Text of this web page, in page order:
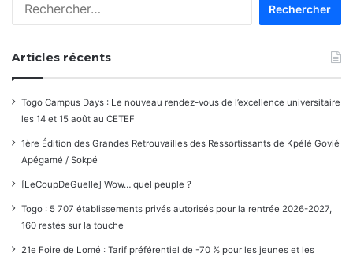
Articles récents
Togo Campus Days : Le nouveau rendez-vous de l’excellence universitaire
les 14 et 15 août au CETEF
1ère Édition des Grandes Retrouvailles des Ressortissants de Kpélé Govié
Apégamé / Sokpé
[LeCoupDeGuelle] Wow… quel peuple ?
Togo : 5 707 établissements privés autorisés pour la rentrée 2026-2027,
160 restés sur la touche
21e Foire de Lomé : Tarif préférentiel de -70 % pour les jeunes et les